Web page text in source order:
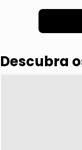
Descubra